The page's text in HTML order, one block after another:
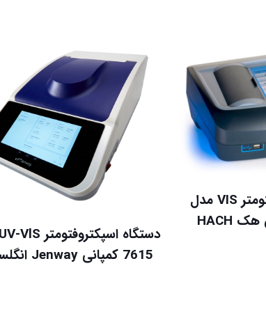
دستگاه اسپکتروفتومتر VIS مدل
7615 کمپانی Jenway انگلستان